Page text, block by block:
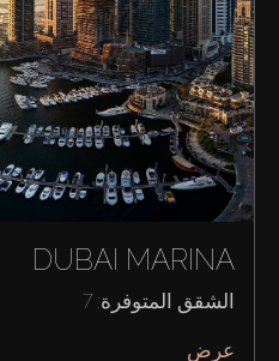
DUBAI MARINA
الشقق المتوفرة: 7
عرض